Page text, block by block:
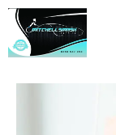
Skip
content